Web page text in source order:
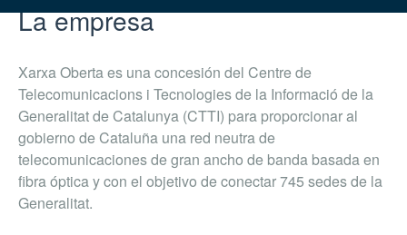
La empresa
Xarxa Oberta es una concesión del Centre de
Telecomunicacions i Tecnologies de la Informació de la
Generalitat de Catalunya (CTTI) para proporcionar al
gobierno de Cataluña una red neutra de
telecomunicaciones de gran ancho de banda basada en
fibra óptica y con el objetivo de conectar 745 sedes de la
Generalitat.